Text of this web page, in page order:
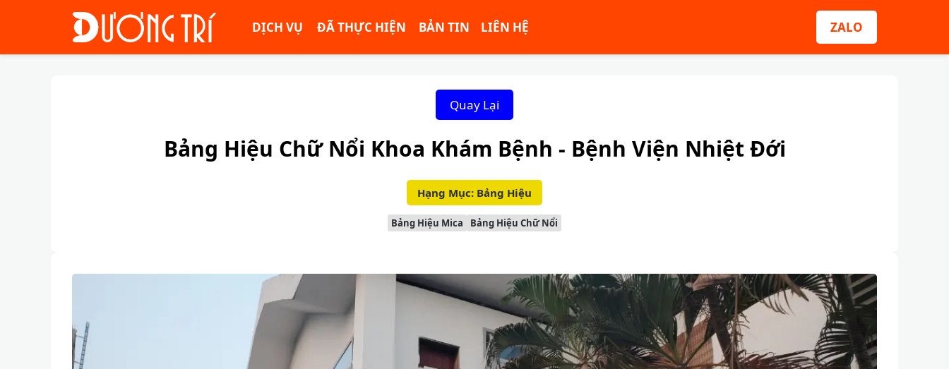
DỊCH VỤ ĐÃ THỰC HIỆN BẢN TIN LIÊN HỆ ZALO
Quay Lại
Bảng Hiệu Chữ Nổi Khoa Khám Bệnh - Bệnh Viện Nhiệt Đới
Hạng Mục: Bảng Hiệu
Bảng Hiệu Mica Bảng Hiệu Chữ Nổi